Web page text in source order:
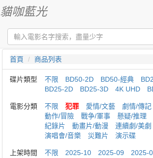
貓咖藍光
首頁 商品列表
碟片類型 不限 BD50-2D BD50-經典
BD25-2D
BD25-3D 4K UHD
電影分類 不限 犯罪 愛情/文藝 劇情/傳記
動作/冒險
戰争/軍事 懸疑/推理
紀錄片
動畫片/動漫 連續劇/美劇
演唱會/音樂
災難片 演示碟
上架時間 不限 2025-10 2025-09 2025-